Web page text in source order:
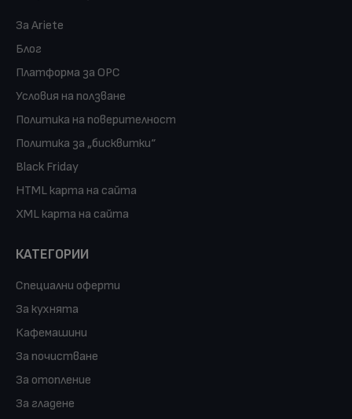
За Ariete
Блог
Платформа за ОРС
Условия на ползване
Политика на поверителност
Политика за „бисквитки“
Black Friday
HTML карта на сайта
XML карта на сайта
КАТЕГОРИИ
Специални оферти
За кухнята
Кафемашини
За почистване
За отопление
За гладене